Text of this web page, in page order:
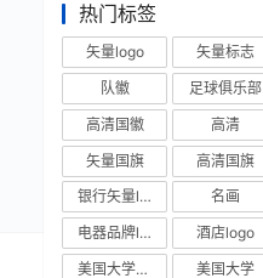
热门标签
矢量logo 矢量标志
队徽
足球俱乐部
高清国徽
高清
矢量国旗
高清国旗
银行矢量logo
名画
电器品牌logo
酒店logo
美国大学校徽
美国大学